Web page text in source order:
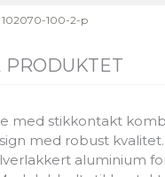
102070-100-2-p
PRODUKTET
med stikkontakt
med robust
aluminium